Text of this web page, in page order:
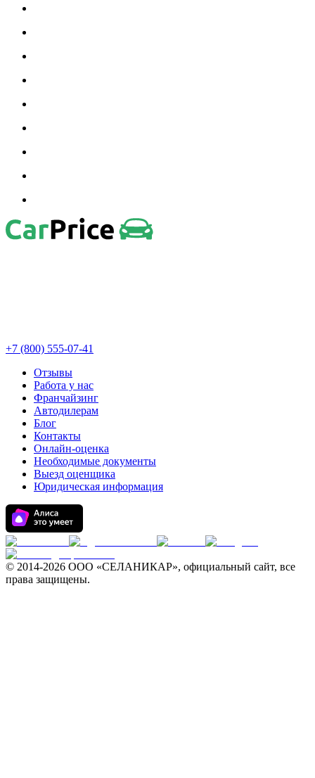
+7 (800) 555-07-41
Отзывы
Работа у нас
Франчайзинг
Автодилерам
Блог
Контакты
Онлайн-оценка
Необходимые документы
Выезд оценщика
Юридическая информация
© 2014-2026 ООО «СЕЛАНИКАР», официальный сайт, все
права защищены.